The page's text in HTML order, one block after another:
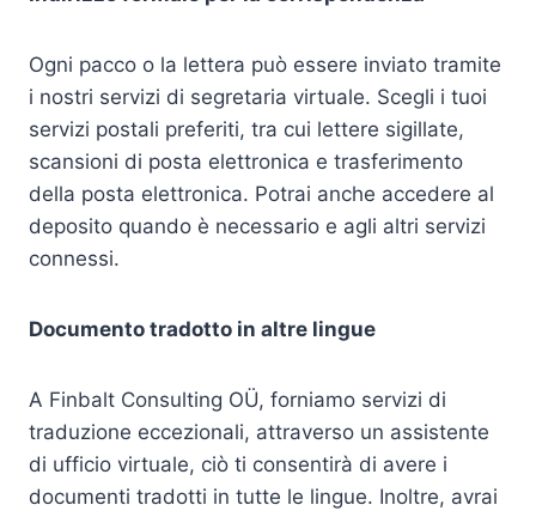
Ogni pacco o la lettera può essere inviato tramite
i nostri servizi di segretaria virtuale. Scegli i tuoi
servizi postali preferiti, tra cui lettere sigillate,
scansioni di posta elettronica e trasferimento
della posta elettronica. Potrai anche accedere al
deposito quando è necessario e agli altri servizi
connessi.
Documento tradotto in altre lingue
A Finbalt Consulting OÜ, forniamo servizi di
traduzione eccezionali, attraverso un assistente
di ufficio virtuale, ciò ti consentirà di avere i
documenti tradotti in tutte le lingue. Inoltre, avrai